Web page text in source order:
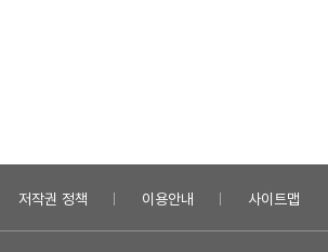
저작권 정책 이용안내 사이트맵